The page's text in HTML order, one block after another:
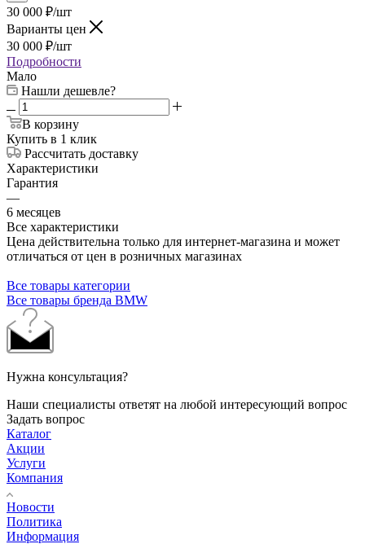
30 000 ₽/шт
Варианты цен
30 000 ₽/шт
Подробности
Мало
Нашли дешевле?
В корзину
Купить в 1 клик
Рассчитать доставку
Характеристики
Гарантия
—
6 месяцев
Все характеристики
Цена действительна только для интернет-магазина и может
отличаться от цен в розничных магазинах
Все товары категории
Все товары бренда BMW
Нужна консультация?
Наши специалисты ответят на любой интересующий вопрос
Задать вопрос
Каталог
Акции
Услуги
Компания
Новости
Политика
Информация